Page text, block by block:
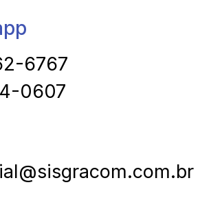
6767
0607